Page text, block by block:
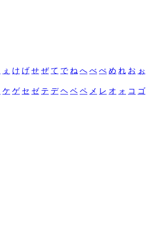
ぇ け げ せ ぜ て で ね へ べ ぺ め れ お ぉ
ケ ゲ セ ゼ テ デ ヘ ベ ペ メ レ オ ォ コ ゴ